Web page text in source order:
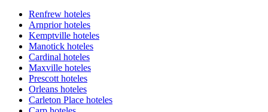
Renfrew hoteles
Arnprior hoteles
Kemptville hoteles
Manotick hoteles
Cardinal hoteles
Maxville hoteles
Prescott hoteles
Orleans hoteles
Carleton Place hoteles